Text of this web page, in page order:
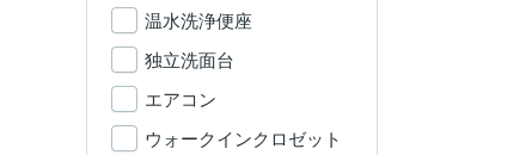
温水洗浄便座
独立洗面台
エアコン
ウォークインクロゼット